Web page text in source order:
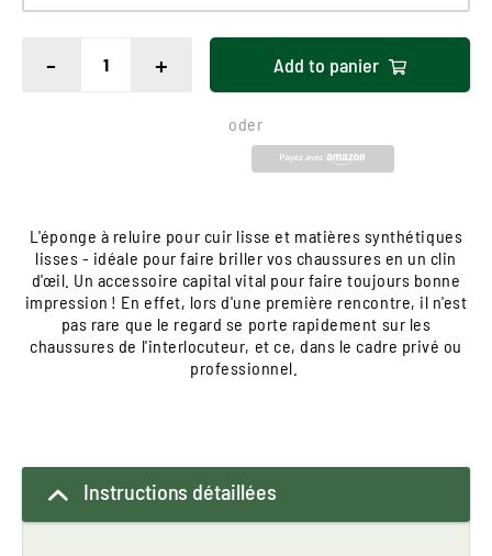
- + Add to panier
oder
L'éponge à reluire pour cuir lisse et matières synthétiques
lisses - idéale pour faire briller vos chaussures en un clin
d'œil. Un accessoire capital vital pour faire toujours bonne
impression ! En effet, lors d'une première rencontre, il n'est
pas rare que le regard se porte rapidement sur les
chaussures de l'interlocuteur, et ce, dans le cadre privé ou
professionnel.
Instructions détaillées